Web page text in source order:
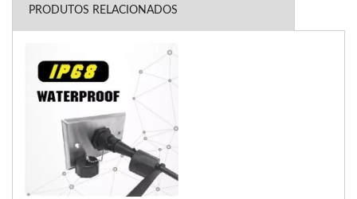
PRODUTOS RELACIONADOS